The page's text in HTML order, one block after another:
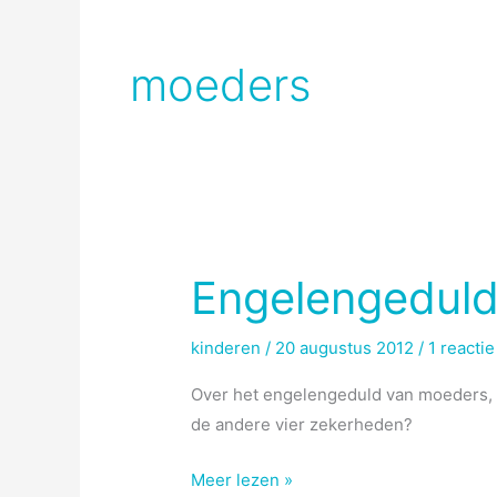
moeders
Engelengeduld
kinderen / 20 augustus 2012/ 1 reactie
Over het engelengeduld van
de andere vier zekerheden?
Engelengeduld
Meer lezen »